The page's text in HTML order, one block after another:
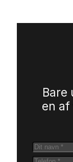
Bare
en